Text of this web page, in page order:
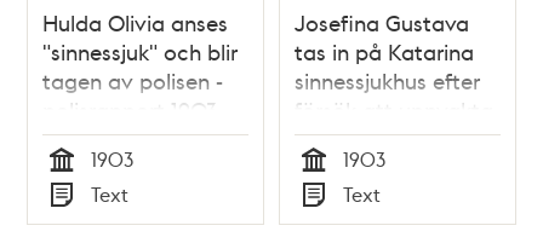
Hulda Olivia anses
"sinnessjuk" och blir
tagen av polisen -
polisrapport 1903
Tid
1903
Typ
Text
Josefina Gustava
tas in på Katarina
sinnessjukhus efter
försök att uppvakta
kungen – sjukjournal
1903
Tid
1903
Typ
Text